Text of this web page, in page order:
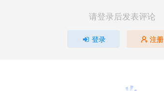
请登录后发表评论
登录 注册